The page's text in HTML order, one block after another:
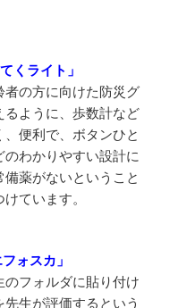
くライト」
の方に向けた防災グ
るように、歩数計など
便利で、ボタンひと
わかりやすい設計に
薬がないということ
ています。
ォスカ」
のフォルダに貼り付け
生が評価するという